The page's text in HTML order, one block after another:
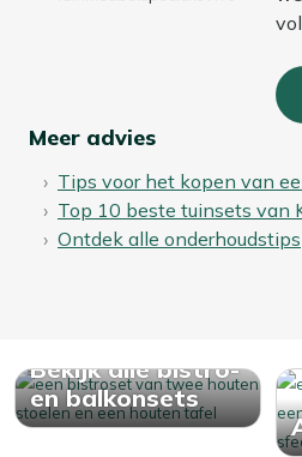
Meer advies
Tips voor het kopen van
Top 10 beste tuinsets van
Ontdek alle onderhoudstips
Bekijk alle bistro-
en balkonsets